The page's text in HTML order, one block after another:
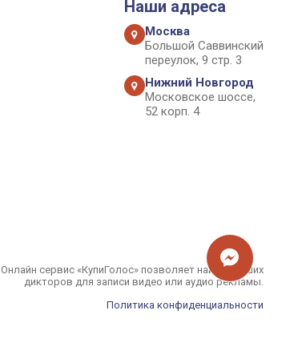
Наши адреса
Москва
Большой Саввинский
переулок, 9 стр. 3
Нижний Новгород
Московское шоссе,
52 корп. 4
Онлайн сервис «КупиГолос» позволяет найти лучших
дикторов для записи видео или аудио рекламы.
Политика конфиденциальности